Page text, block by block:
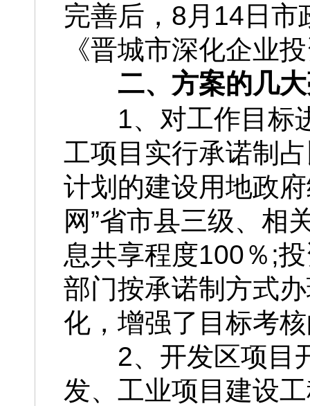
完善后，8月14日
《晋城市深化企业
二、方案的几
1、对工作目标
工项目实行承诺制
计划的建设用地政
网”省市县三级、相
息共享程度100％;
部门按承诺制方式
化，增强了目标考
2、开发区项目
发、工业项目建设